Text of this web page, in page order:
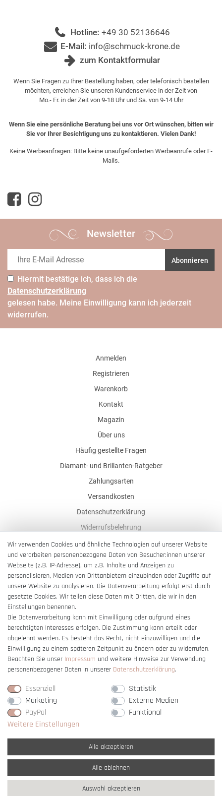
Hotline: +49 30 52136646
E-Mail: info@schmuck-krone.de
zum Kontaktformular
Wenn Sie Fragen zu Ihrer Bestellung haben, oder telefonisch bestellen
möchten, erreichen Sie unseren Kundenservice in der Zeit von
Mo.- Fr. in der Zeit von 9-18 Uhr und Sa. von 9-14 Uhr
Wenn Sie eine persönliche Beratung bei uns vor Ort wünschen, bitten wir
Sie vor Ihrer Besichtigung uns zu kontaktieren. Vielen Dank!
Keine Werbeanfragen: Bitte keine unaufgeforderten Werbeanrufe oder E-
Mails.
Newsletter
Abonnieren
Hiermit bestätige ich, dass ich die
Daten­schutz­erklärung
gelesen habe. Meine Einwilligung kann ich jederzeit
widerrufen.
Anmelden
Registrieren
Warenkorb
Kontakt
Magazin
Über uns
Häufig gestellte Fragen
Diamant- und Brillanten-Ratgeber
Zahlungsarten
Versandkosten
Datenschutzerklärung
Widerrufsbelehrung
AGB
Impressum
Barrierefreiheitserklärung
Vertrag widerrufen
* Alle Preise verstehen sich inkl. gesetzl. MwSt. undzzgl. Versandkosten
** Nur innerhalb Deutschlands© copyright 2007-2026 Schmuck Krone / Alle
Wir verwenden Cookies und ähnliche Technologien auf unserer Website
und verarbeiten personenbezogene Daten von Besucher:innen unserer
Webseite (z.B. IP-Adresse), um z.B. Inhalte und Anzeigen zu
personalisieren, Medien von Drittanbietern einzubinden oder Zugriffe auf
unsere Website zu analysieren. Die Datenverarbeitung erfolgt erst durch
gesetzte Cookies. Wir teilen diese Daten mit Dritten, die wir in den
Einstellungen benennen.
Die Datenverarbeitung kann mit Einwilligung oder aufgrund eines
berechtigten Interesses erfolgen. Die Zustimmung kann erteilt oder
abgelehnt werden. Es besteht das Recht, nicht einzuwilligen und die
Einwilligung zu einem späteren Zeitpunkt zu ändern oder zu widerrufen.
Beachten Sie unser Impressum und weitere Hinweise zur Verwendung
personenbezogener Daten in unserer Daten­schutz­erklärung.
Essenziell
Statistik
Marketing
Externe Medien
PayPal
Funktional
Weitere Einstellungen
Alle akzeptieren
Alle ablehnen
Auswahl akzeptieren